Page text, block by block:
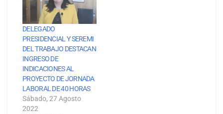
DELEGADO
PRESIDENCIAL Y SEREMI
DEL TRABAJO DESTACAN
INGRESO DE
INDICACIONES AL
PROYECTO DE JORNADA
LABORAL DE 40 HORAS
Sábado, 27 Agosto
2022